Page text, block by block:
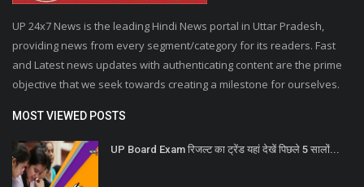
UP 24x7 News is the leading Hindi News portal in Uttar Pradesh,
providing news from every segment/category for its readers. Fast
and Latest news updates with authenticating content are the prime
objective that we seek towards creating a milestone for ourselves.
MOST VIEWED POSTS
UP Board Exam रिजल्ट का ट्रेंड यहां देखें पिछले 5 सालों...